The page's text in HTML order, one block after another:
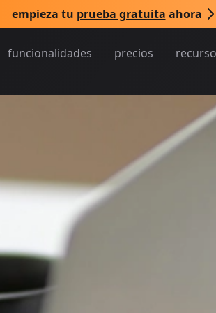
empieza tu prueba gratuita ahora
funcionalidades precios